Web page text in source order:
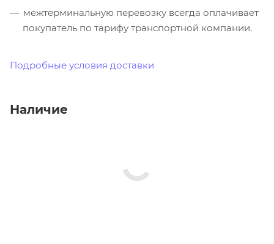
межтерминальную перевозку всегда оплачивает
покупатель по тарифу транспортной компании.
Подробные условия доставки
Наличие